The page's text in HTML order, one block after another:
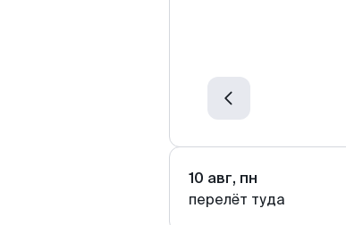
10 авг, пн
перелёт туда